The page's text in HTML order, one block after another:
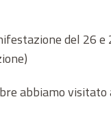
del 26
abbiamo visitato